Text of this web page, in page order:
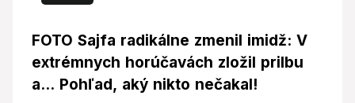
FOTO Sajfa radikálne zmenil imidž: V
extrémnych horúčavách zložil prilbu
a... Pohľad, aký nikto nečakal!